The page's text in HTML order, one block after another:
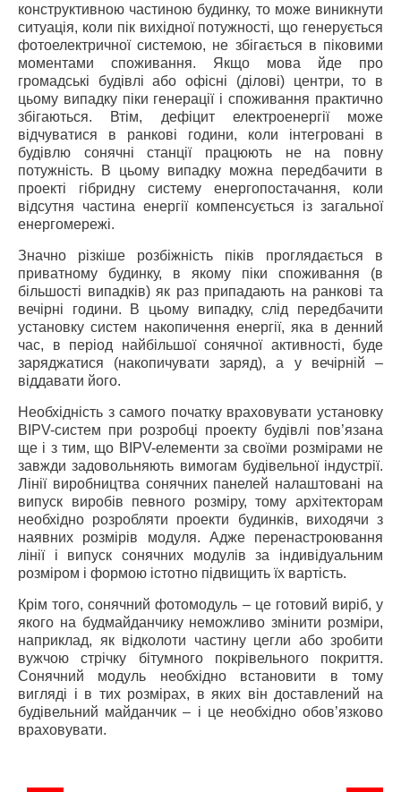
конструктивною частиною будинку, то може виникнути
ситуація, коли пік вихідної потужності, що генерується
фотоелектричної системою, не збігається в піковими
моментами споживання. Якщо мова йде про
громадські будівлі або офісні (ділові) центри, то в
цьому випадку піки генерації і споживання практично
збігаються. Втім, дефіцит електроенергії може
відчуватися в ранкові години, коли інтегровані в
будівлю сонячні станції працюють не на повну
потужність. В цьому випадку можна передбачити в
проекті гібридну систему енергопостачання, коли
відсутня частина енергії компенсується із загальної
енергомережі.
Значно різкіше розбіжність піків проглядається в
приватному будинку, в якому піки споживання (в
більшості випадків) як раз припадають на ранкові та
вечірні години. В цьому випадку, слід передбачити
установку систем накопичення енергії, яка в денний
час, в період найбільшої сонячної активності, буде
заряджатися (накопичувати заряд), а у вечірній –
віддавати його.
Необхідність з самого початку враховувати установку
BIPV-систем при розробці проекту будівлі пов’язана
ще і з тим, що BIPV-елементи за своїми розмірами не
завжди задовольняють вимогам будівельної індустрії.
Лінії виробництва сонячних панелей налаштовані на
випуск виробів певного розміру, тому архітекторам
необхідно розробляти проекти будинків, виходячи з
наявних розмірів модуля. Адже перенастроювання
лінії і випуск сонячних модулів за індивідуальним
розміром і формою істотно підвищить їх вартість.
Крім того, сонячний фотомодуль – це готовий виріб, у
якого на будмайданчику неможливо змінити розміри,
наприклад, як відколоти частину цегли або зробити
вужчою стрічку бітумного покрівельного покриття.
Сонячний модуль необхідно встановити в тому
вигляді і в тих розмірах, в яких він доставлений на
будівельний майданчик – і це необхідно обов’язково
враховувати.